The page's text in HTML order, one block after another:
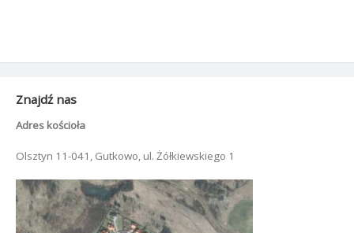
Znajdź nas
Adres kościoła
Olsztyn 11-041, Gutkowo, ul. Żółkiewskiego 1